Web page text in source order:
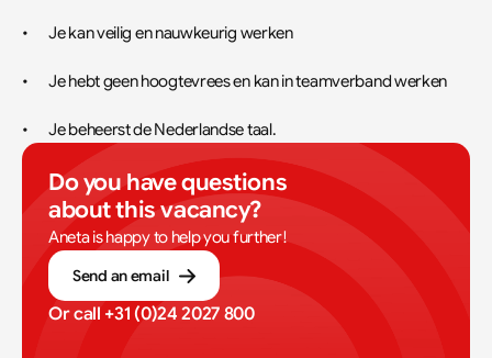
•	Je kan veilig en nauwkeurig werken
•	Je hebt geen hoogtevrees en kan in teamverband werken
•	Je beheerst de Nederlandse taal.
Do you have questions
about this vacancy?
Aneta is happy to help you further!
Send an email
Or call +31 (0)24 2027 800